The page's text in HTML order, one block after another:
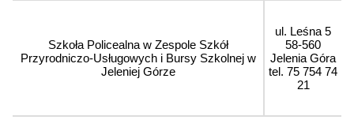
Szkoła Policealna w Zespole Szkół
Przyrodniczo-Usługowych i Bursy Szkolnej w
Jeleniej Górze
ul. Leśna 5
58-560
Jelenia Góra
tel. 75 754 74
21